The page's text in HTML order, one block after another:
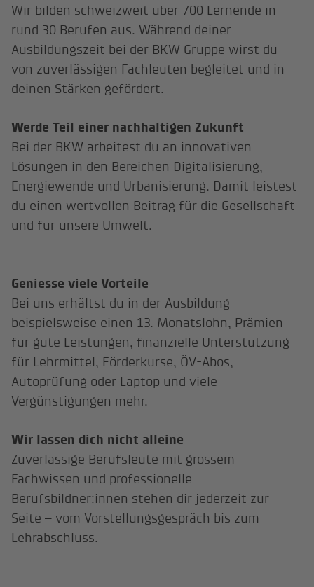
Wir bilden schweizweit über 700 Lernende in
rund 30 Berufen aus. Während deiner
Ausbildungszeit bei der BKW Gruppe wirst du
von zuverlässigen Fachleuten begleitet und in
deinen Stärken gefördert.
Werde Teil einer nachhaltigen Zukunft
Bei der BKW arbeitest du an innovativen
Lösungen in den Bereichen Digitalisierung,
Energiewende und Urbanisierung. Damit leistest
du einen wertvollen Beitrag für die Gesellschaft
und für unsere Umwelt.
Geniesse viele Vorteile
Bei uns erhältst du in der Ausbildung
beispielsweise einen 13. Monatslohn, Prämien
für gute Leistungen, finanzielle Unterstützung
für Lehrmittel, Förderkurse, ÖV-Abos,
Autoprüfung oder Laptop und viele
Vergünstigungen mehr.
Wir lassen dich nicht alleine
Zuverlässige Berufsleute mit grossem
Fachwissen und professionelle
Berufsbildner:innen stehen dir jederzeit zur
Seite – vom Vorstellungsgespräch bis zum
Lehrabschluss.